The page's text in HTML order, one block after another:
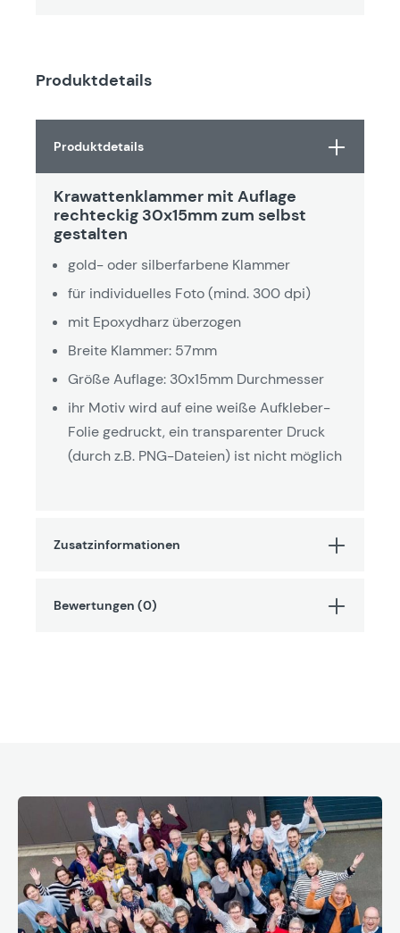
Produktdetails
Produktdetails
Krawattenklammer mit Auflage
rechteckig 30x15mm zum selbst
gestalten
gold- oder silberfarbene Klammer
für individuelles Foto (mind. 300 dpi)
mit Epoxydharz überzogen
Breite Klammer: 57mm
Größe Auflage: 30x15mm Durchmesser
ihr Motiv wird auf eine weiße Aufkleber-
Folie gedruckt, ein transparenter Druck
(durch z.B. PNG-Dateien) ist nicht möglich
Zusatzinformationen
Bewertungen (0)